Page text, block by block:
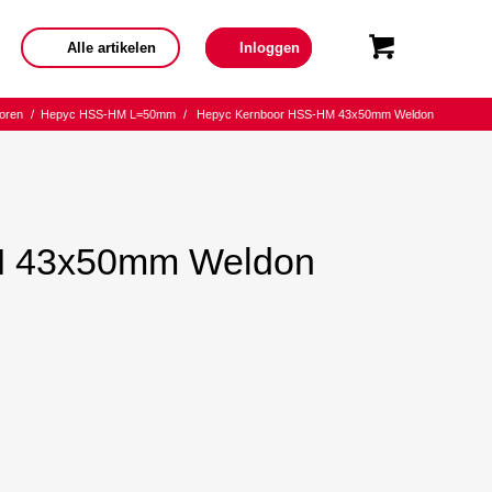
Alle artikelen Inloggen
/ Hepyc HSS-HM L=50mm / Hepyc Kernboor HSS-HM 43x50mm Weldon
Weldon